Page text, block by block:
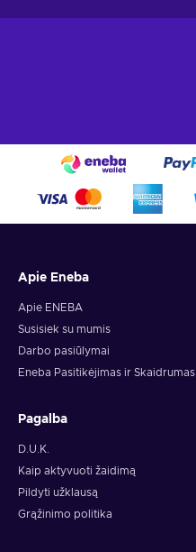
Apie Eneba
Apie ENEBA
Susisiek su mumis
Darbo pasiūlymai
Eneba Pasitikėjimas ir Skaidrumas
Pagalba
D.U.K.
Kaip aktyvuoti žaidimą
Pildyti užklausą
Grąžinimo politika